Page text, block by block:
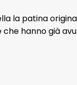
la patina
hanno già